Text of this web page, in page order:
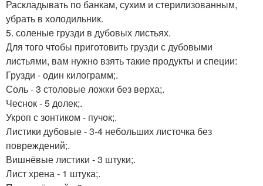
Раскладывать по банкам, сухим и стерилизованным,
убрать в холодильник.
5. соленые грузди в дубовых листьях.
Для того чтобы приготовить грузди с дубовыми
листьями, вам нужно взять такие продукты и специи:
Грузди - один килограмм;.
Соль - 3 столовые ложки без верха;.
Чеснок - 5 долек;.
Укроп с зонтиком - пучок;.
Листики дубовые - 3-4 небольших листочка без
повреждений;.
Вишнёвые листики - 3 штуки;.
Лист хрена - 1 штука;.